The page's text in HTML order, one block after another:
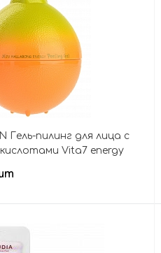
Гель-пилинг для лица с
Vita7 energy
В корзину